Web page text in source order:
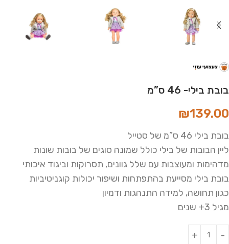
בובת בילי- 46 ס”מ
₪139.00
בובת בילי 46 ס”מ של סטייל
ליין הבובות של בילי כולל שמונה סוגים של בובות שונות
מדהימות ומעוצבות עם שלל גוונים, תסרוקות וביגוד איכותי
בובת בילי מסייעת בהתפתחות ושיפור יכולות קוגניטיביות
כגון תחושה, למידה התנהגות ודמיון
מגיל 3+ שנים
Alternative: